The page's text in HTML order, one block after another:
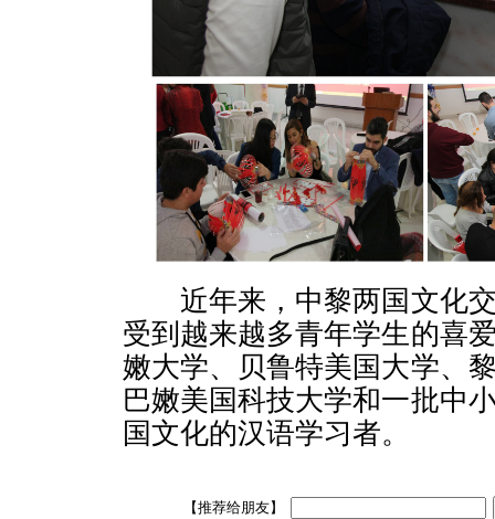
近年来，中黎两国文化交
受到越来越多青年学生的喜
嫩大学、贝鲁特美国大学、
巴嫩美国科技大学和一批中
国文化的汉语学习者。
【推荐给朋友】